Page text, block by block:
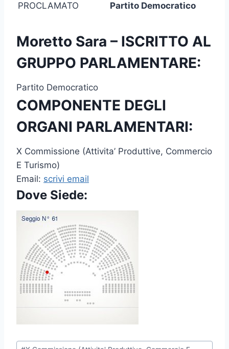
PROCLAMATO
Partito Democratico
Moretto Sara – ISCRITTO AL
GRUPPO PARLAMENTARE:
Partito Democratico
COMPONENTE DEGLI
ORGANI PARLAMENTARI:
X Commissione (Attivita’ Produttive, Commercio
E Turismo)
Email: scrivi email
Dove Siede:
P